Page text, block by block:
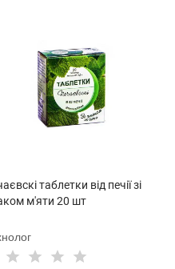
таблетки від печії зі
м'яти 20 шт